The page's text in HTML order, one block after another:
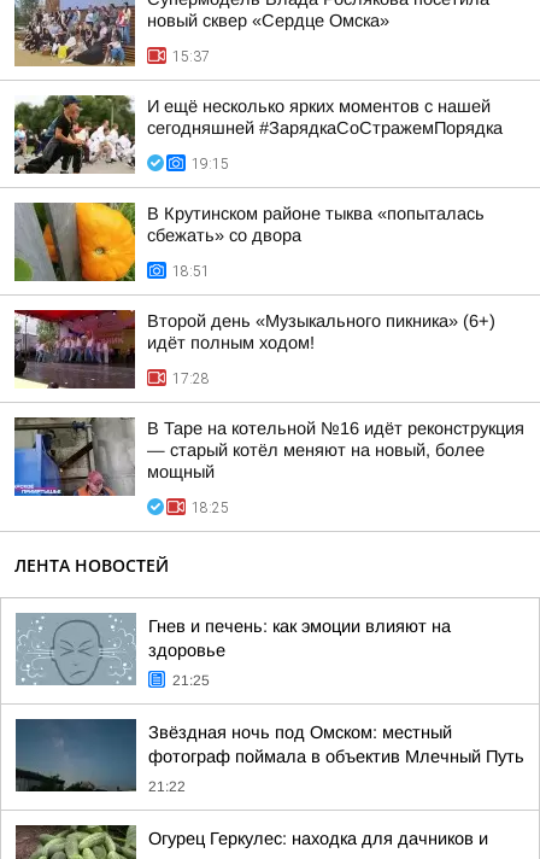
новый сквер «Сердце Омска»
15:37
И ещё несколько ярких моментов с нашей
сегодняшней #ЗарядкаСоСтражемПорядка
19:15
В Крутинском районе тыква «попыталась
сбежать» со двора
18:51
Второй день «Музыкального пикника» (6+)
идёт полным ходом!
17:28
В Таре на котельной №16 идёт реконструкция
— старый котёл меняют на новый, более
мощный
18:25
ЛЕНТА НОВОСТЕЙ
Гнев и печень: как эмоции влияют на
здоровье
21:25
Звёздная ночь под Омском: местный
фотограф поймала в объектив Млечный Путь
21:22
Огурец Геркулес: находка для дачников и